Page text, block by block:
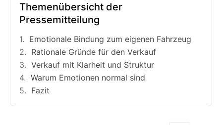
Themenübersicht der
Pressemitteilung
Emotionale Bindung zum eigenen Fahrzeug
Rationale Gründe für den Verkauf
Verkauf mit Klarheit und Struktur
Warum Emotionen normal sind
Fazit